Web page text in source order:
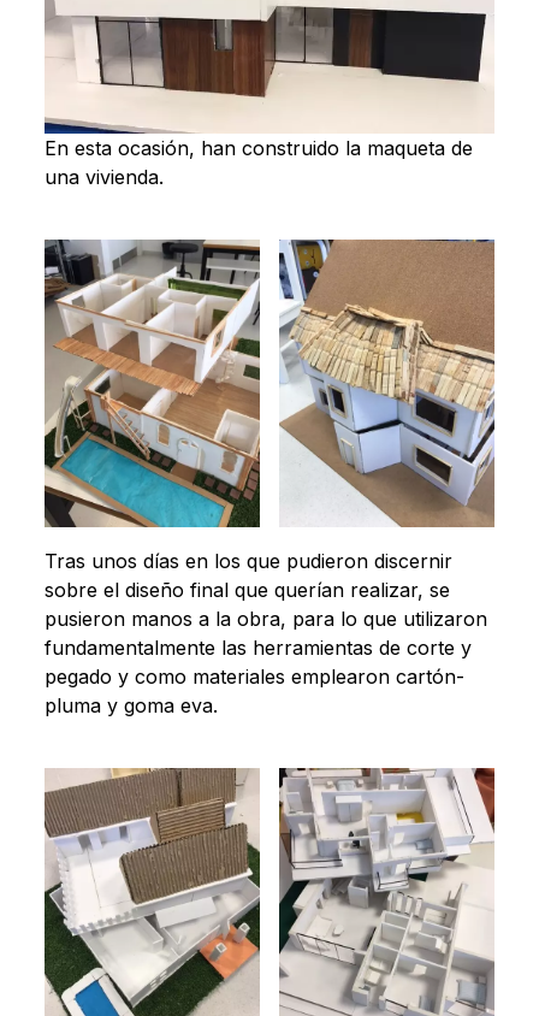
En esta ocasión, han construido la maqueta de
una vivienda.
Tras unos días en los que pudieron discernir
sobre el diseño final que querían realizar, se
pusieron manos a la obra, para lo que utilizaron
fundamentalmente las herramientas de corte y
pegado y como materiales emplearon cartón-
pluma y goma eva.